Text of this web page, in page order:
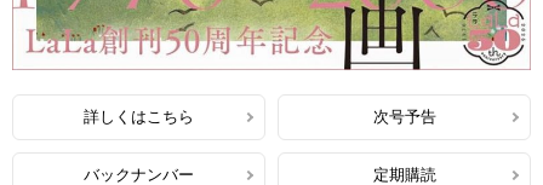
詳しくはこちら 次号予告
バックナンバー 定期購読